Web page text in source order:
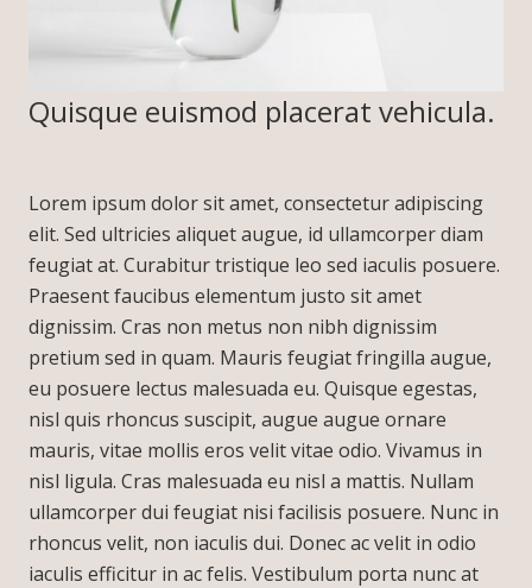
Quisque euismod placerat vehicula.
Lorem ipsum dolor sit amet, consectetur adipiscing
elit. Sed ultricies aliquet augue, id ullamcorper diam
feugiat at. Curabitur tristique leo sed iaculis posuere.
Praesent faucibus elementum justo sit amet
dignissim. Cras non metus non nibh dignissim
pretium sed in quam. Mauris feugiat fringilla augue,
eu posuere lectus malesuada eu. Quisque egestas,
nisl quis rhoncus suscipit, augue augue ornare
mauris, vitae mollis eros velit vitae odio. Vivamus in
nisl ligula. Cras malesuada eu nisl a mattis. Nullam
ullamcorper dui feugiat nisi facilisis posuere. Nunc in
rhoncus velit, non iaculis dui. Donec ac velit in odio
iaculis efficitur in ac felis. Vestibulum porta nunc at